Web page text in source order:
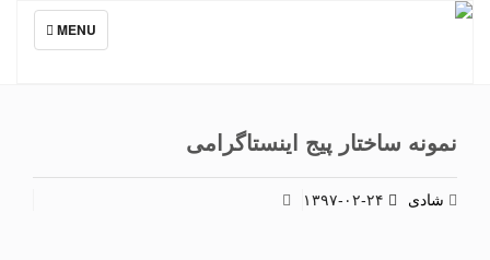
TOGGLE
NAVIGATION
MENU
نمونه ساختار پیج اینستاگرامی
شادی